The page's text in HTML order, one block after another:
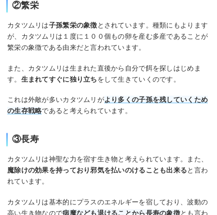
②繁栄
カタツムリは子孫繁栄の象徴とされています。種類にもよります
が、カタツムリは１度に１００個もの卵を産む多産であることが
繁栄の象徴である由来だと言われています。
また、カタツムリは生まれた直後から自分で餌を探しはじめま
す。 生まれてすぐに独り立ちをして生きていくのです。
これは外敵が多いカタツムリがより多くの子孫を残していくため
の生存戦略であると考えられています。
③長寿
カタツムリは神聖な力を宿す生き物と考えられています。また、
魔除けの効果を持っており邪気を払いのけることも出来ると言わ
れています。
カタツムリは基本的にプラスのエネルギーを宿しており、波動の
高い生き物なので病魔なども退けることから長寿の象徴とも言わ